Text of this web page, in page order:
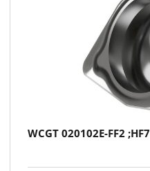
WCGT 020102E-FF2 ;HF7